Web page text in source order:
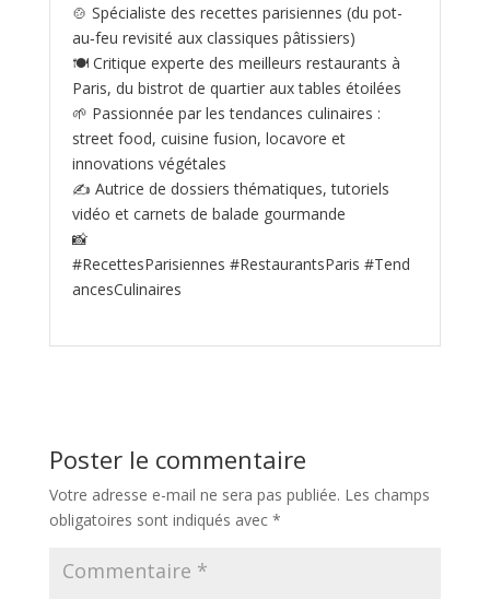
🍲 Spécialiste des recettes parisiennes (du pot-
au‑feu revisité aux classiques pâtissiers)
🍽️ Critique experte des meilleurs restaurants à
Paris, du bistrot de quartier aux tables étoilées
🌱 Passionnée par les tendances culinaires :
street food, cuisine fusion, locavore et
innovations végétales
✍️ Autrice de dossiers thématiques, tutoriels
vidéo et carnets de balade gourmande
📸
#RecettesParisiennes #RestaurantsParis #Tend
ancesCulinaires
Poster le commentaire
Votre adresse e-mail ne sera pas publiée. Les champs
obligatoires sont indiqués avec *